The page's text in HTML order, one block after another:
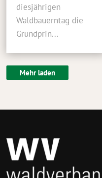
diesjährigen
Waldbauerntag die
Grundprin...
Mehr laden